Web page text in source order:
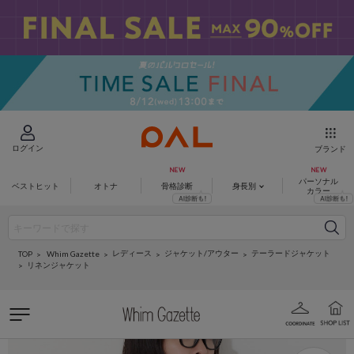
ログイン ブランド
ベストヒット オトナ 骨格診断 身長別
パーソナル
カラー
TOP Whim Gazette レディース ジャケット/アウター
テーラードジャケット
リネンジャケット